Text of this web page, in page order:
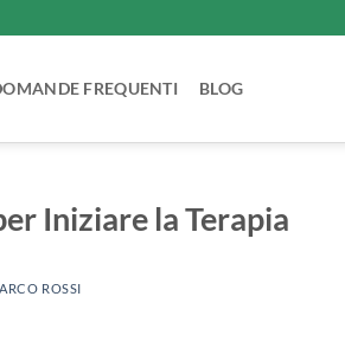
FREQUENTI BLOG
Iniziare la Terapia
ROSSI